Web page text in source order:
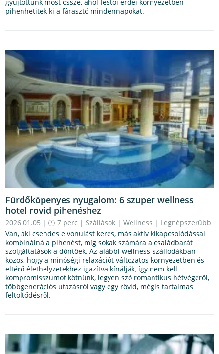
gyűjtöttünk most össze, ahol festői erdei környezetben
pihenhetitek ki a fárasztó mindennapokat.
Fürdőköpenyes nyugalom: 6 szuper wellness
hotel rövid pihenéshez
2026.01.05 | 7 perc | Szállások |Wellness | Legnépszerűbb
Van, aki csendes elvonulást keres, más aktív kikapcsolódással
kombinálná a pihenést, míg sokak számára a családbarát
szolgáltatások a döntőek. Az alábbi wellness-szállodákban
közös, hogy a minőségi relaxációt változatos környezetben és
eltérő élethelyzetekhez igazítva kínálják, így nem kell
kompromisszumot kötnünk, legyen szó romantikus hétvégéről,
többgenerációs utazásról vagy egy rövid, mégis tartalmas
feltöltődésről.